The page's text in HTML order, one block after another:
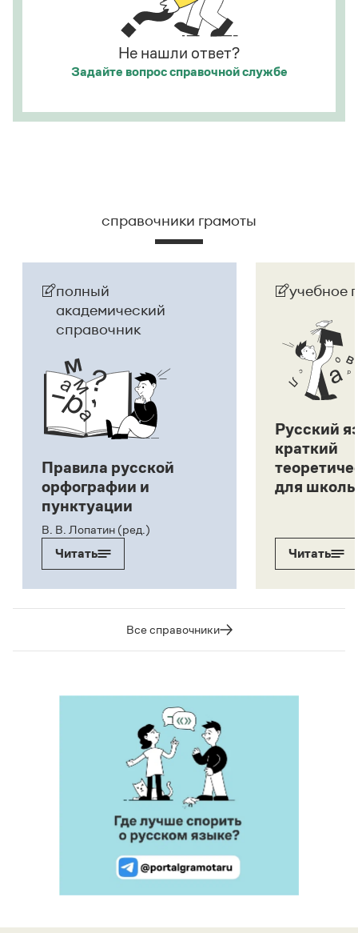
Не нашли ответ?
Задайте вопроссправочной службе
справочники грамоты
полный
академический
справочник
Правила русской
орфографии и
пунктуации
В. В. Лопатин (ред.)
Читать
учебное
Русский
краткий
для
Читать
Все справочники